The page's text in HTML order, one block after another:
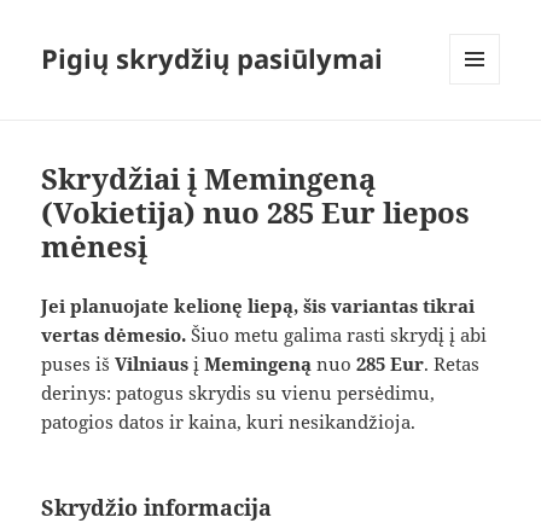
Pigių skrydžių pasiūlymai
Skrydžiai į Memingeną
(Vokietija) nuo 285 Eur liepos
mėnesį
Jei planuojate kelionę liepą, šis variantas tikrai
vertas dėmesio. Šiuo metu galima rasti skrydį į abi
puses išVilniaus įMemingeną nuo285 Eur. Retas
derinys: patogus skrydis su vienu persėdimu,
patogios datos ir kaina, kuri nesikandžioja.
Skrydžio informacija